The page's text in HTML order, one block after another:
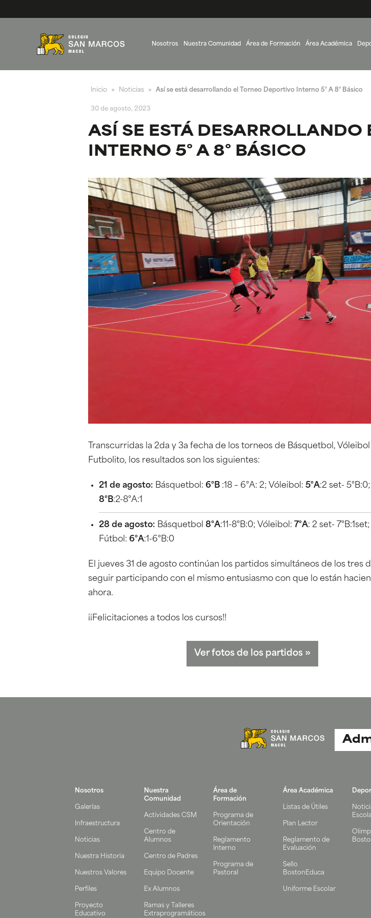
Nosotros Nuestra Comunidad Área de Formación Área Académica
Inicio » Noticias » Así se está desarrollando el Torneo Deportivo Interno 5° A 8° Básico
30 de agosto, 2023
ASÍ SE ESTÁ DESARROLLANDO
INTERNO 5° A 8° BÁSICO
Transcurridas la 2da y 3a fecha de los torneos de Básquetbol,
Futbolito, los resultados son los siguientes:
21 de agosto: Básquetbol: 6°B :18 – 6°A: 2; Vóleibol: 5°A:2 set-
8°B:2-8°A:1
28 de agosto: Básquetbol 8°A:11-8°B:0; Vóleibol: 7°A: 2 set-
Fútbol: 6°A:1-6°B:0
El jueves 31 de agosto continúan los partidos simultáneos de los tres
seguir participando con el mismo entusiasmo con que lo están
ahora.
¡¡Felicitaciones a todos los cursos!!
Ver fotos de los partidos »
Nosotros
Galerías
Infraestructura
Noticias
Nuestra Historia
Nuestros Valores
Perfiles
Proyecto
Educativo
Nuestra
Comunidad
Actividades CSM
Centro de
Alumnos
Centro de Padres
Equipo Docente
Ex Alumnos
Ramas y Talleres
Extraprogramáticos
Área de
Formación
Programa de
Orientación
Reglamento
Interno
Programa de
Pastoral
Área Académica
Listas de Útiles
Plan Lector
Reglamento de
Evaluación
Sello
BostonEduca
Uniforme Escolar